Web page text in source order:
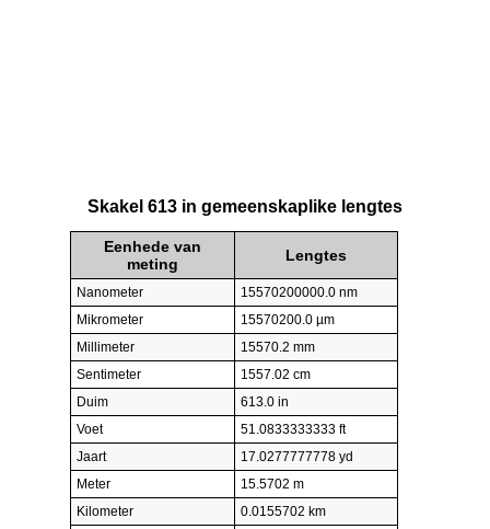
Skakel 613 in gemeenskaplike lengtes
Eenhede van
meting
Lengtes
Nanometer
15570200000.0 nm
Mikrometer
15570200.0 µm
Millimeter
15570.2 mm
Sentimeter
1557.02 cm
Duim
613.0 in
Voet
51.0833333333 ft
Jaart
17.0277777778 yd
Meter
15.5702 m
Kilometer
0.0155702 km